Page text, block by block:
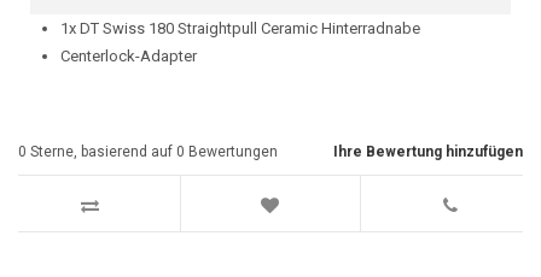
1x DT Swiss 180 Straightpull Ceramic Hinterradnabe
Centerlock-Adapter
Ihre Bewertung hinzufügen
0 Sterne, basierend auf 0 Bewertungen